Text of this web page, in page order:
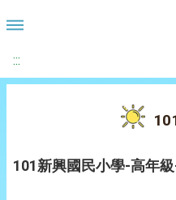
:::
101新興國民小學-高年級